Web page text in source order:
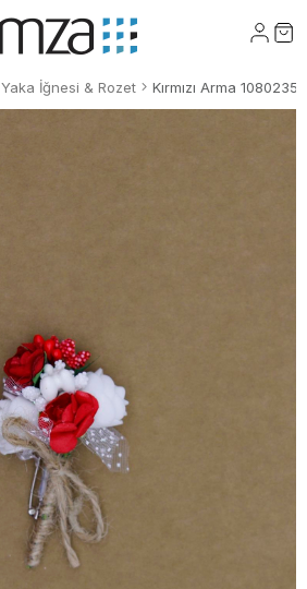
Yaka İğnesi & Rozet Kırmızı Arma